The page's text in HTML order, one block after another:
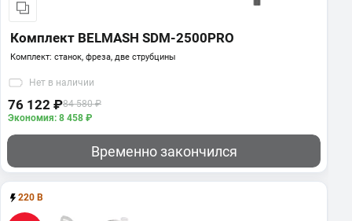
BELMASH 250x2,8/1,8x32/30; 16T
1 130 ₽
1 100 ₽
Комплект BELMASH SDM-2500PRO
Комплект: станок, фреза, две струбцины
Нет в наличии
76 122 ₽84 580 ₽
Экономия: 8 458 ₽
Временно закончился
220 В